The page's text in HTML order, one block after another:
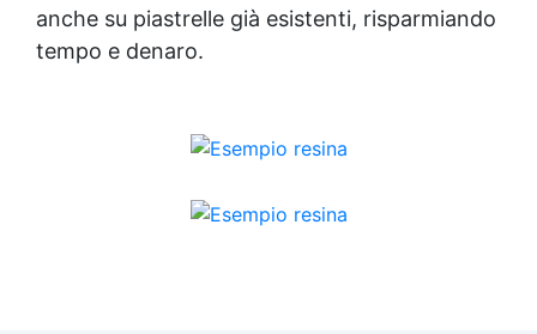
anche su piastrelle già esistenti, risparmiando
tempo e denaro.